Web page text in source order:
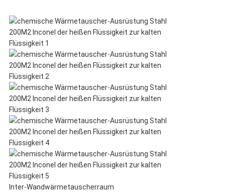
Inter-Wandwärmetauscherraum